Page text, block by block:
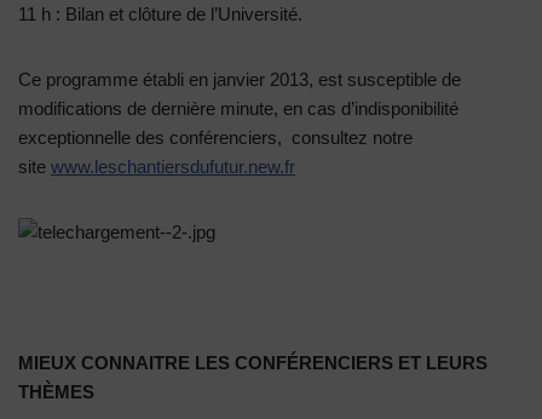
11 h : Bilan et clôture de l’Université.
Ce programme établi en janvier 2013, est susceptible de
modifications de dernière minute, en cas d’indisponibilité
exceptionnelle des conférenciers, consultez notre
site www.leschantiersdufutur.new.fr
MIEUX CONNAITRE LES CONFÉRENCIERS ET LEURS
THÈMES